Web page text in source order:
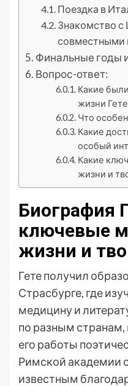
Поездка в
Знакомство
совместными
Финальные годы
Вопрос-ответ:
Какие
жизни
Что
Какие
особый
Какие
жизни и
Биография
ключевые
жизни и
Гете получил
Страсбурге, где
медицину и
по разным странам,
его работы
Римской академии
известным